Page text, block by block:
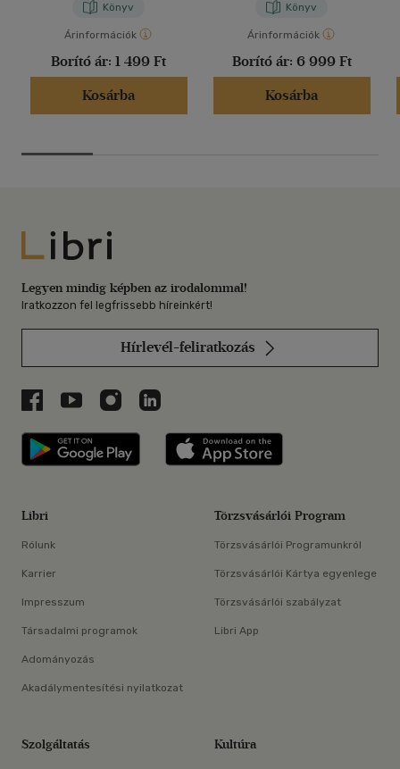
Könyv
Árinformációk
Borító ár: 1 499 Ft
Kosárba
Könyv
Árinformációk
Borító ár: 6 999 Ft
Kosárba
Libri
Legyen mindig képben az irodalommal!
Iratkozzon fel legfrissebb híreinkért!
Hírlevél-feliratkozás
Libri a Facebookon
Libri a Youtube-on
Libri az Instagramon
Libri a LinkedInen
Libri applikáció Szerezd meg: Google
Libri
Rólunk
Karrier
Impresszum
Társadalmi programok
Adományozás
Akadálymentesítési nyilatkozat
Törzsvásárlói Program
Törzsvásárlói Programunkról
Törzsvásárlói Kártya egyenlege
Törzsvásárlói szabályzat
Libri App
Szolgáltatás Kultúra